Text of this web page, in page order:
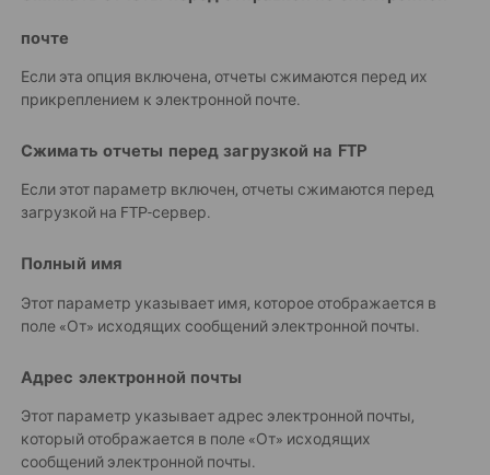
почте
Если эта опция включена, отчеты сжимаются перед их
прикреплением к электронной почте.
Сжимать отчеты перед загрузкой на FTP
Если этот параметр включен, отчеты сжимаются перед
загрузкой на FTP-сервер.
Полный имя
Этот параметр указывает имя, которое отображается в
поле «От» исходящих сообщений электронной почты.
Адрес электронной почты
Этот параметр указывает адрес электронной почты,
который отображается в поле «От» исходящих
сообщений электронной почты.